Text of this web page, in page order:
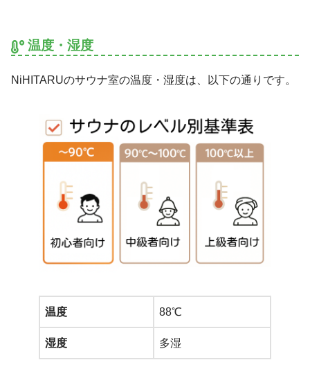
温度・湿度
NiHITARUのサウナ室の温度・湿度は、以下の通りです。
温度 88℃
湿度 多湿